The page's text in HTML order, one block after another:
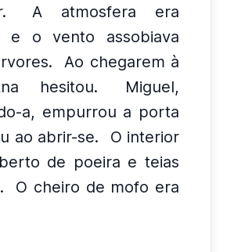
A atmosfera era
e o vento assobiava
Ao chegarem à
hesitou.
Miguel,
a, empurrou a porta
ao abrir-se.
O interior
de poeira e teias
O cheiro de mofo era